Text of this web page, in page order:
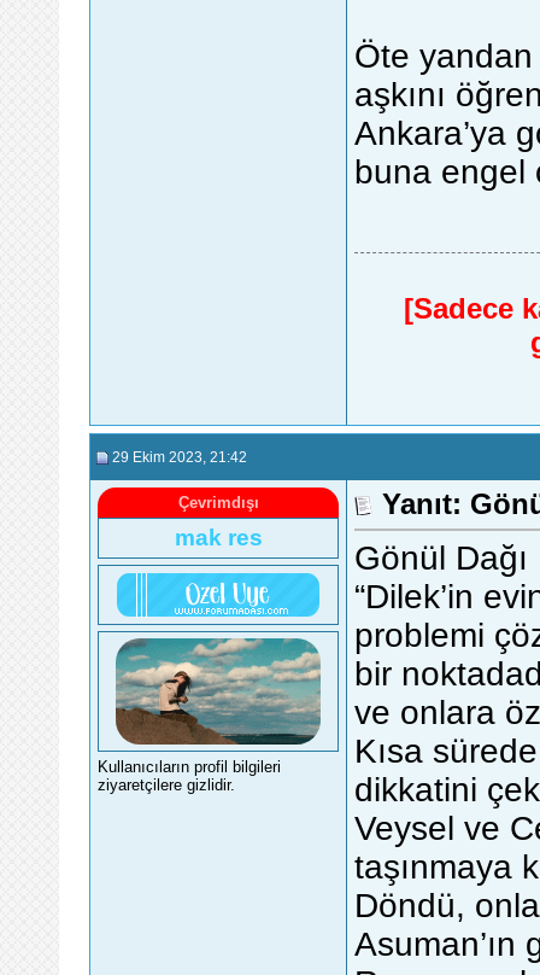
Öte yandan
aşkını
Ankara’ya
buna engel
[Sadece
29 Ekim 2023 , 21:42
Çevrimdışı
mak res
Kullanıcıların profil bilgileri
ziyaretçilere gizlidir.
Yanıt:
Gönül
“Dilek’in
problemi
bir
ve onlara
Kısa
dikkatini
Veysel ve
taşınmaya
Döndü,